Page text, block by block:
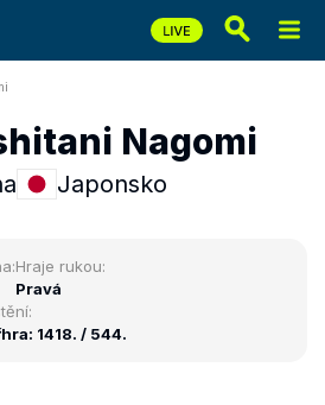
Nagomi
Japonsko
Hraje rukou:
Pravá
1418. / 544.